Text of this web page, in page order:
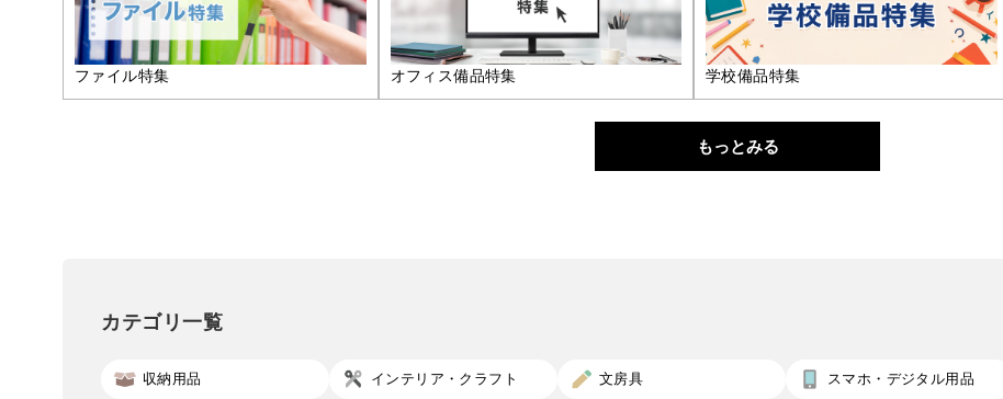
ファイル特集 オフィス備品特集 学校備品特集
もっとみる
カテゴリ一覧
収納用品 インテリア・クラフト 文房具 スマホ・デジタル用品